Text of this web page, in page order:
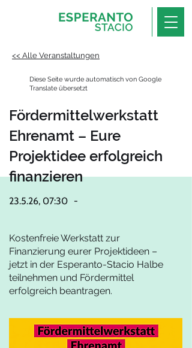
<< Alle Veranstaltungen
Diese Seite wurde automatisch von Google
Translate übersetzt
23.5.26, 07:30 -
Kostenfreie Werkstatt zur
Finanzierung eurer Projektideen –
jetzt in der Esperanto-Stacio Halbe
teilnehmen und Fördermittel
erfolgreich beantragen.
Fördermittelwerkstatt
Ehrenamt – Eure
Projektidee erfolgreich
finanzieren